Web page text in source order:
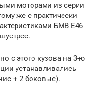
моторами из серии
же с практически
БМВ Е46
с этого кузова на 3-ю
устанавливались
+ 2 боковые).